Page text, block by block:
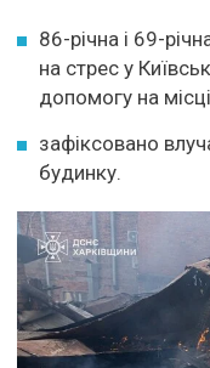
86-річна і 69-
на стрес у
допомогу на
зафіксовано
будинку.